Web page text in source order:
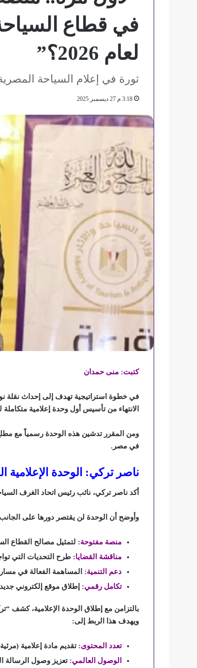
في قطاع
لعام 2026؟”
ثورة في إعلام السياحة
3:18 م 27 ديسمبر 2025
كتبت: منى حمدان
في خطوة استراتيجية تهدف إلى إحداث نقلة
الانتهاء من تأسيس أول وحدة إعلامية
في مصر.
ناصر تركي: الوحدة
أكد ناصر تركي، نائب رئيس اتحاد الغرف
وأوضح أن الوحدة لن يقتصر دورها على الجانب
منصة مفتوحة: لتمثيل مصالح القطاع
مناقشة القضايا: طرح التحديات التي
دعم التنمية: المساهمة الفعالة في
تكامل رقمي: إطلاق موقع إلكتروني جديد
بالتزامن مع إطلاق الوحدة الإعلامية، كشف
ويهدف هذا الربط إلى:
تعدد المحتوى: تقديم مادة إعلامية
الوصول العالمي: تعزيز وصول الرسالة